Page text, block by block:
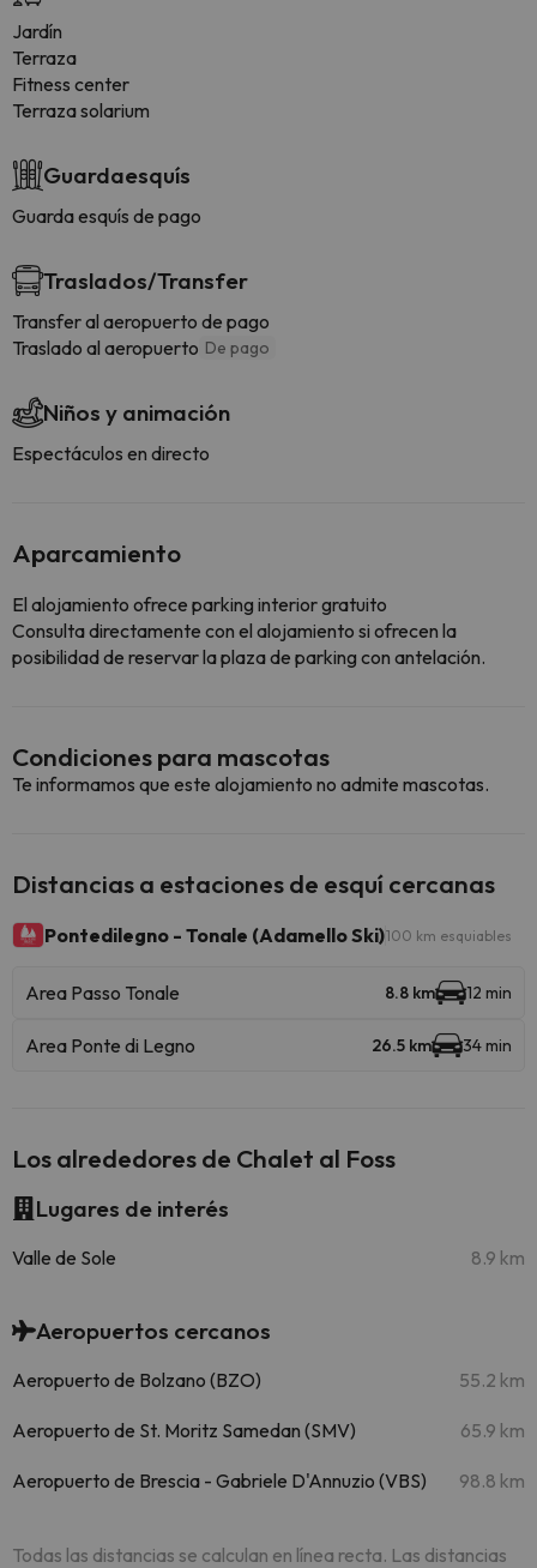
Jardín
Terraza
Fitness center
Terraza solarium
Guardaesquís
Guarda esquís de pago
Traslados/Transfer
Transfer al aeropuerto de pago
Traslado al aeropuerto De pago
Niños y animación
Espectáculos en directo
Aparcamiento
El alojamiento ofrece parking interior gratuito
Consulta directamente con el alojamiento si ofrecen la
posibilidad de reservar la plaza de parking con antelación.
Condiciones para mascotas
Te informamos que este alojamiento no admite mascotas.
Distancias a estaciones de esquí cercanas
Pontedilegno - Tonale (Adamello Ski)100 km esquiables
Area Passo Tonale 8.8 km 12 min
Area Ponte di Legno 26.5 km 34 min
Los alrededores de Chalet al Foss
Lugares de interés
Valle de Sole 8.9 km
Aeropuertos cercanos
Aeropuerto de Bolzano (BZO) 55.2 km
Aeropuerto de St. Moritz Samedan (SMV) 65.9 km
Aeropuerto de Brescia - Gabriele D'Annuzio (VBS) 98.8 km
Todas las distancias se calculan en línea recta. Las distancias